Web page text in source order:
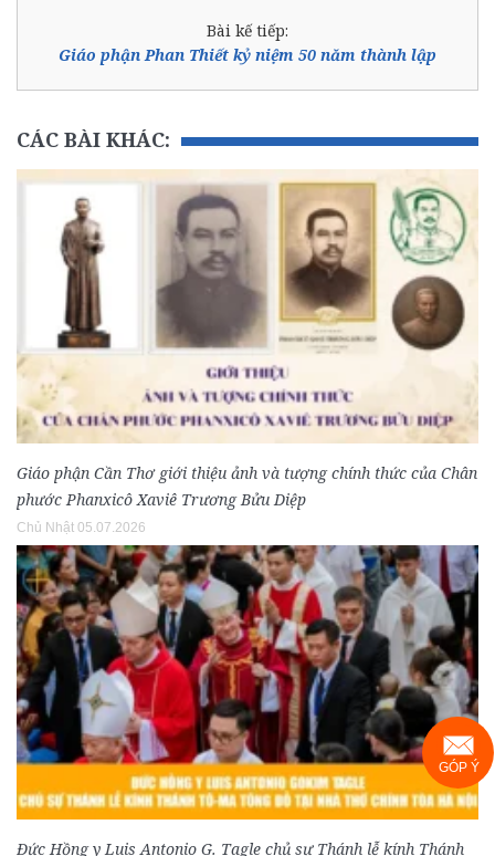
Bài kế tiếp:
Giáo phận Phan Thiết kỷ niệm 50 năm thành lập
CÁC BÀI KHÁC:
Giáo phận Cần Thơ giới thiệu ảnh và tượng chính thức của Chân
phước Phanxicô Xaviê Trương Bửu Diệp
Chủ Nhật 05.07.2026
Đức Hồng y Luis Antonio G. Tagle chủ sự Thánh lễ kính Thánh
GÓP Ý